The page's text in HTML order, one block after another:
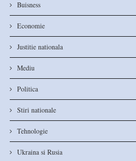
Buisness
Economie
Justitie nationala
Mediu
Politica
Stiri nationale
Tehnologie
Ukraina si Rusia